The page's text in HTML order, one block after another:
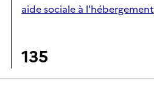
aide sociale à l'hébergement
135